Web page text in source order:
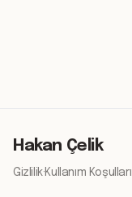
Hakan Çelik
Gizlilik·Kullanım Koşulları